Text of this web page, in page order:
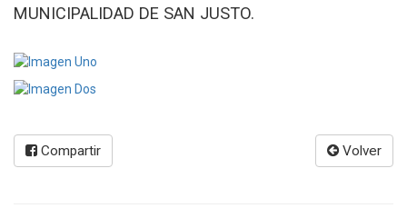
MUNICIPALIDAD DE SAN JUSTO.
Compartir Volver